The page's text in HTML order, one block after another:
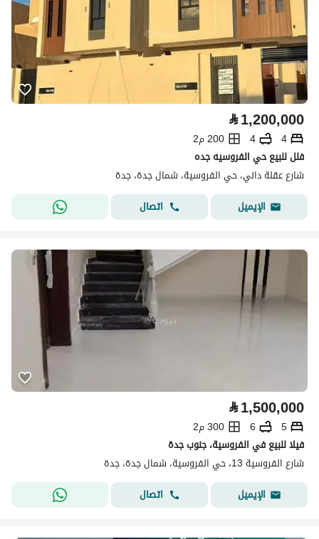
⃁1,200,000
4
4
200 م2
فلل للبيع حي الفروسيه جده
شارع عقلة داني، حي الفروسية، شمال جدة، جدة
الإيميل
اتصال
⃁1,500,000
5
6
300 م2
فيلا للبيع في الفروسية، جنوب جدة
شارع الفروسية 13، حي الفروسية، شمال جدة، جدة
الإيميل
اتصال